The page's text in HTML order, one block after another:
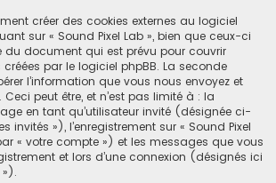
créer des cookies externes au logiciel
sur « Sound Pixel Lab », bien que ceux-ci
du document qui est prévu pour couvrir
par le logiciel phpBB. La seconde
l’information que vous nous envoyez et
peut être, et n’est pas limité à : la
en tant qu’utilisateur invité (désignée ci-
invités »), l’enregistrement sur « Sound Pixel
« votre compte ») et les messages que vous
et lors d’une connexion (désignés ici